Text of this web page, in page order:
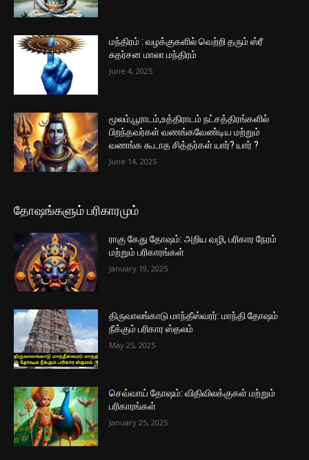
மந்திரம் : வழக்குகளில் வெற்றி தரும் ஸ்ரீ
சுதர்சன மாலா மந்திரம்
June 4, 2025
மூலம்,பூராடம்,உத்திராடம் நட்சத்திரங்களில்
பிறந்தவர்கள் வணங்கவேண்டிய மற்றும்
வணங்க கூடாத சித்தர்கள் யார்? யார் ?
June 14, 2025
தோஷங்களும் பரிகாரமும்
ராகு கேது தோஷம்: அறிய வழி, பரிகார நேரம்
மற்றும் பரிகாரங்கள்
January 19, 2025
திருவாலங்காடு மாந்தீஸ்வரர்: மாந்தி தோஷம்
நீக்கும் பரிகார ஸ்தலம்
May 25, 2025
செவ்வாய் தோஷம்: விதிவிலக்குகள் மற்றும்
பரிகாரங்கள்
January 25, 2025